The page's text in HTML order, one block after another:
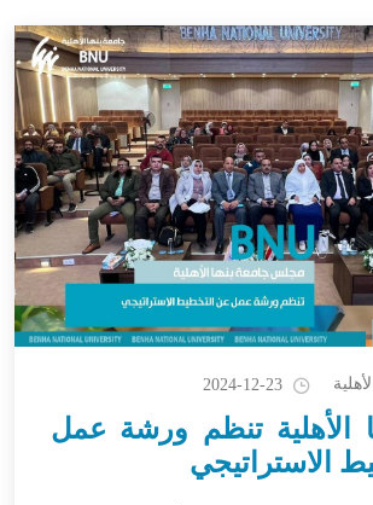
2024-12-23
الأهلية تنظم ورشة عمل
الاستراتيجي